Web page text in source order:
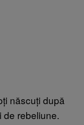
născuți după
de rebeliune.